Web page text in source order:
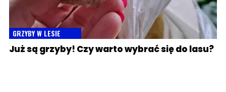
GRZYBY W LESIE
Już są grzyby! Czy warto wybrać się do lasu?